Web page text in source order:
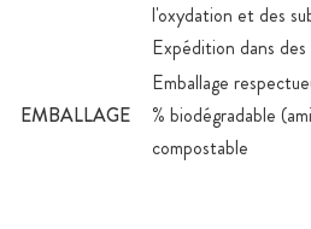
l'oxydation et des
Expédition dans
EMBALLAGE
Emballage
% biodégradable
compostable